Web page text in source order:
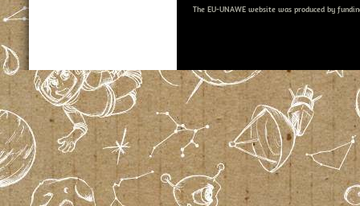
The EU-UNAWE website was produced by